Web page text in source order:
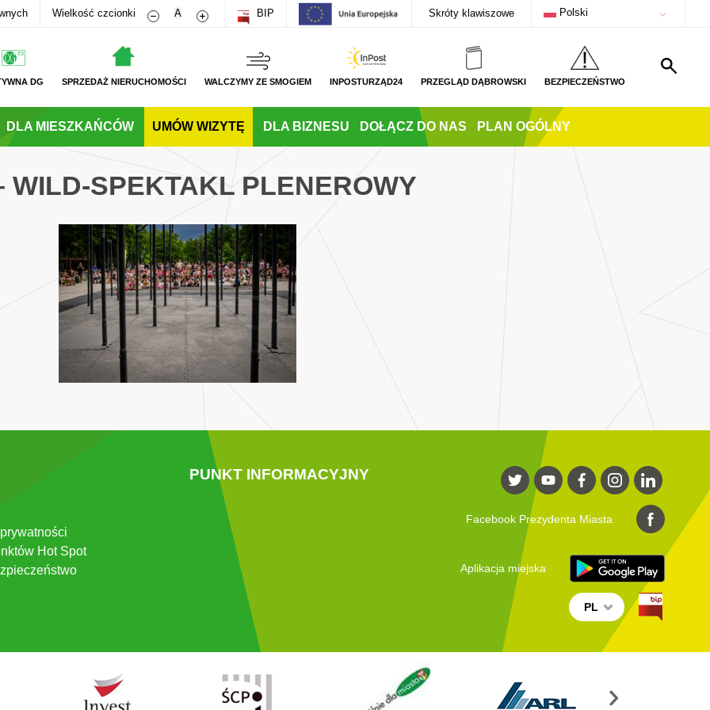
Wielkość czcionki Zmniejsz rozmiar czcionki
A Zwiększ rozmiar czcionki
BIP Skróty klawiszowe Polski
DG SPRZEDAŻ NIERUCHOMOŚCI WALCZYMY ZE SMOGIEM INPOSTURZĄD24 PRZEGLĄD DĄBROWSKI BEZPIECZEŃSTWO
DLA MIESZKAŃCÓW UMÓW WIZYTĘ DLA BIZNESU DOŁĄCZ DO NAS PLAN OGÓLNY
WILD-SPEKTAKL PLENEROWY
Hot Spot
PUNKT INFORMACYJNY
Facebook Prezydenta Miasta
Aplikacja miejska
PL